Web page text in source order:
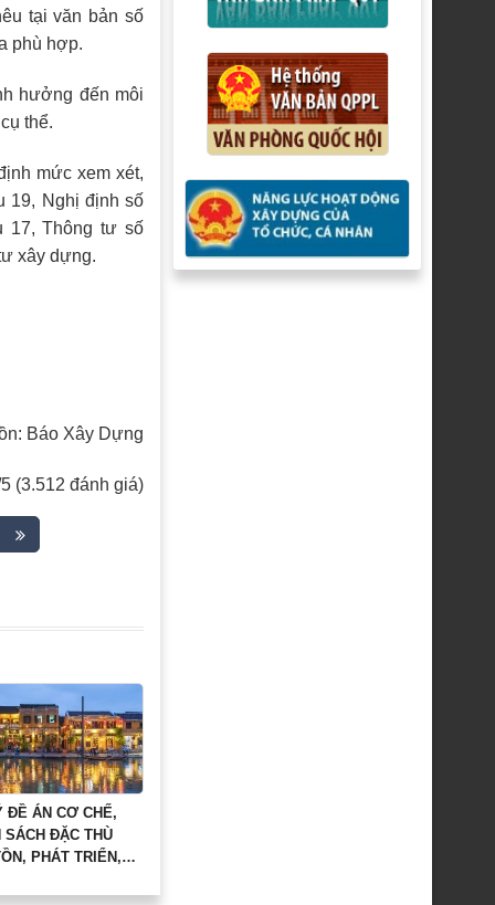
tại văn bản số
phù hợp.
hưởng đến môi
thể.
mức xem xét,
19, Nghị định số
17, Thông tư số
xây dựng.
Báo Xây Dựng
(3.512 đánh giá)
ĐỀ ÁN CƠ CHẾ,
SÁCH ĐẶC THÙ
PHÁT TRIỂN,